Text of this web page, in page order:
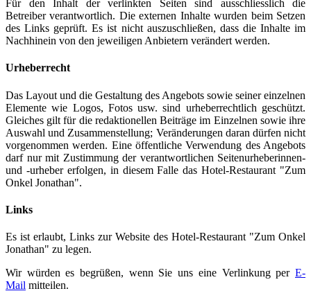
Für den Inhalt der verlinkten Seiten sind ausschliesslich die
Betreiber verantwortlich. Die externen Inhalte wurden beim Setzen
des Links geprüft. Es ist nicht auszuschließen, dass die Inhalte im
Nachhinein von den jeweiligen Anbietern verändert werden.
Urheberrecht
Das Layout und die Gestaltung des Angebots sowie seiner einzelnen
Elemente wie Logos, Fotos usw. sind urheberrechtlich geschützt.
Gleiches gilt für die redaktionellen Beiträge im Einzelnen sowie ihre
Auswahl und Zusammenstellung; Veränderungen daran dürfen nicht
vorgenommen werden. Eine öffentliche Verwendung des Angebots
darf nur mit Zustimmung der verantwortlichen Seitenurheberinnen-
und -urheber erfolgen, in diesem Falle das Hotel-Restaurant "Zum
Onkel Jonathan".
Links
Es ist erlaubt, Links zur Website des Hotel-Restaurant "Zum Onkel
Jonathan" zu legen.
Wir würden es begrüßen, wenn Sie uns eine Verlinkung per E-
Mail mitteilen.